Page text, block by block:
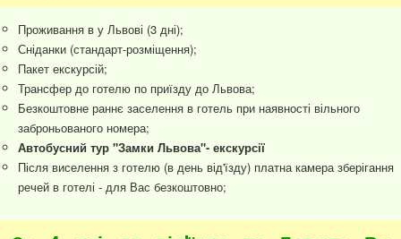
Проживання в у Львові (3 дні);
Сніданки (стандарт-розміщення);
Пакет екскурсій;
Трансфер до готелю по приїзду до Львова;
Безкоштовне раннє заселення в готель при наявності вільного
заброньованого номера;
Автобусний тур "Замки Львова"- екскурсії
Після виселення з готелю (в день від'їзду) платна камера зберігання
речей в готелі - для Вас безкоштовно;